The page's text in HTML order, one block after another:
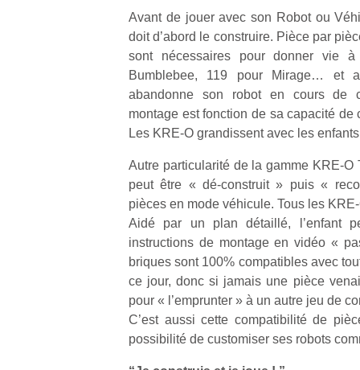
Avant de jouer avec son Robot ou
doit d’abord le construire. Pièce par
sont nécessaires pour donner vie
Bumblebee, 119 pour Mirage… et
abandonne son robot en cours de
montage est fonction de sa capacité de
Les KRE-O grandissent avec les
Autre particularité de la gamme KRE-O
peut être « dé-construit » puis «
pièces en mode véhicule. Tous les
Aidé par un plan détaillé, l’enfant
instructions de montage en vidéo «
briques sont 100% compatibles avec
ce jour, donc si jamais une pièce
pour « l’emprunter » à un autre jeu de
C’est aussi cette compatibilité de
possibilité de customiser ses robots